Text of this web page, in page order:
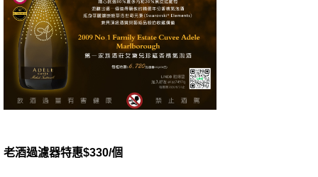
老酒過濾器特惠$330/個